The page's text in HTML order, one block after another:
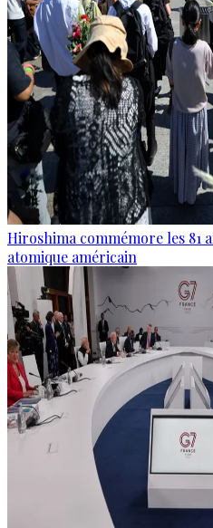
Hiroshima commémore les 81
atomique américain